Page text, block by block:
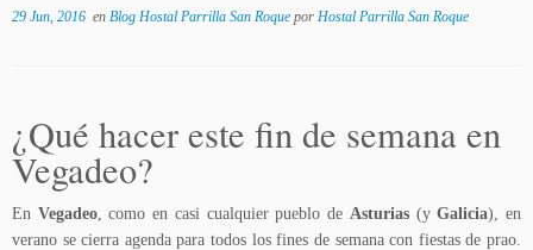
29 Jun, 2016 en Blog Hostal Parrilla San Roque por Hostal Parrilla San Roque
¿Qué hacer este fin de semana en
Vegadeo?
En Vegadeo, como en casi cualquier pueblo de Asturias(yGalicia), en
verano se cierra agenda para todos los fines de semana con fiestas de prao.